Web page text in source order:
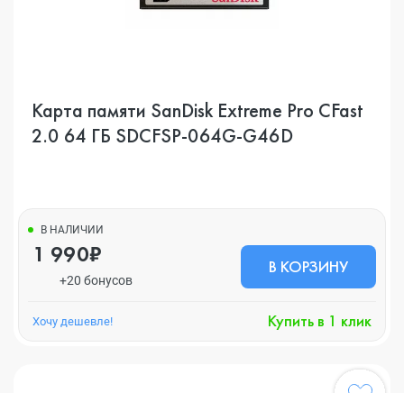
Карта памяти SanDisk Extreme Pro CFast
2.0 64 ГБ SDCFSP-064G-G46D
В НАЛИЧИИ
1 990₽
+20 бонусов
В КОРЗИНУ
Хочу дешевле! Купить в 1 клик